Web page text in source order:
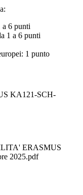
a 6 punti
1 a 6 punti
1 punto
KA121-SCH-
ERASMUS
2025.pdf